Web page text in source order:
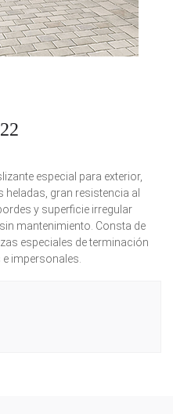
especial para exterior,
gran resistencia al
y superficie irregular
mantenimiento. Consta de
especiales de terminación
impersonales.